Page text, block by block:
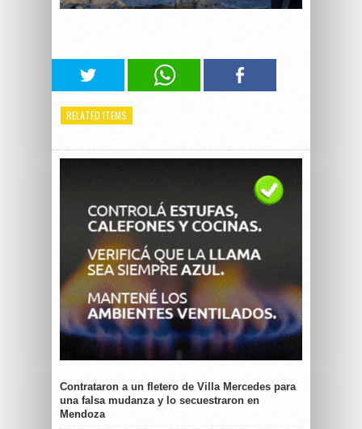
RELATED ITEMS
Contrataron a un fletero de Villa Mercedes para
una falsa mudanza y lo secuestraron en
Mendoza